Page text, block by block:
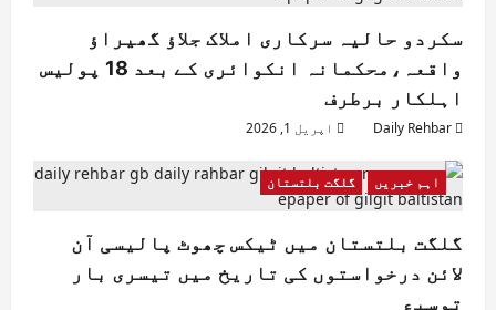
سکردو حالیہ سرکاری املاک جلاؤ گھیراؤ
واقعہ،محکمانہ انکوائری کے بعد 18 پولیس
اہلکار برطرف
Daily Rehbar اپریل 1, 2026
اہم خبریں گلگت بلتستان
گلگت بلتستان میں ٹیکس چھوٹ پالیسی آن
لائن درخواستوں کی تاریخ میں تیسری بار
توسیع